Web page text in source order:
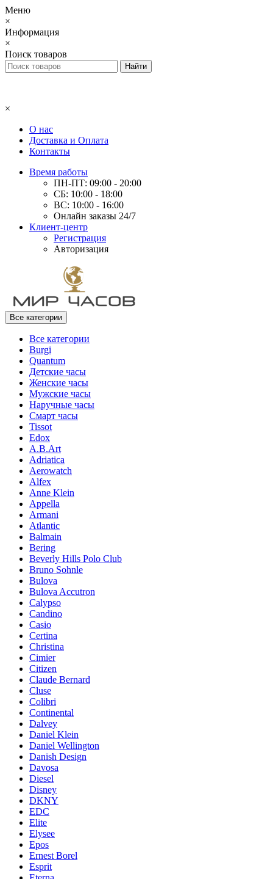
Меню
×
Информация
×
Поиск товаров
×
О нас
Доставка и Оплата
Контакты
Время работы
ПН-ПТ: 09:00 - 20:00
СБ: 10:00 - 18:00
ВС: 10:00 - 16:00
Онлайн заказы 24/7
Клиент-центр
Регистрация
Авторизация
Все категории
Все категории
Burgi
Quantum
Детские часы
Женские часы
Мужские часы
Наручные часы
Смарт часы
Tissot
Edox
A.B.Art
Adriatica
Aerowatch
Alfex
Anne Klein
Appella
Armani
Atlantic
Balmain
Bering
Beverly Hills Polo Club
Bruno Sohnle
Bulova
Bulova Accutron
Calypso
Candino
Casio
Certina
Christina
Cimier
Citizen
Claude Bernard
Cluse
Colibri
Continental
Dalvey
Daniel Klein
Daniel Wellington
Danish Design
Davosa
Diesel
Disney
DKNY
EDC
Elite
Elysee
Epos
Ernest Borel
Esprit